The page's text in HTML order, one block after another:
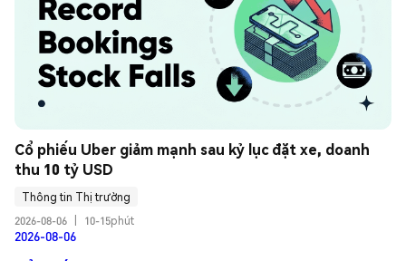
Cổ phiếu Uber giảm mạnh sau kỷ lục đặt xe, doanh
thu 10 tỷ USD
Thông tin Thị trường
2026-08-06
10-15phút
2026-08-06